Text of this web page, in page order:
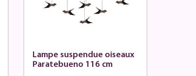
Lampe suspendue oiseaux
Paratebueno 116 cm